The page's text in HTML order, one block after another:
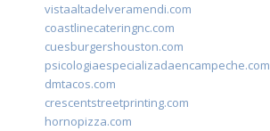
vistaaltadelveramendi.com
coastlinecateringnc.com
cuesburgershouston.com
psicologiaespecializadaencampeche.com
dmtacos.com
crescentstreetprinting.com
hornopizza.com